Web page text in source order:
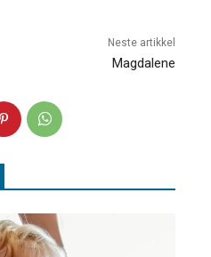
Neste artikkel
Magdalene